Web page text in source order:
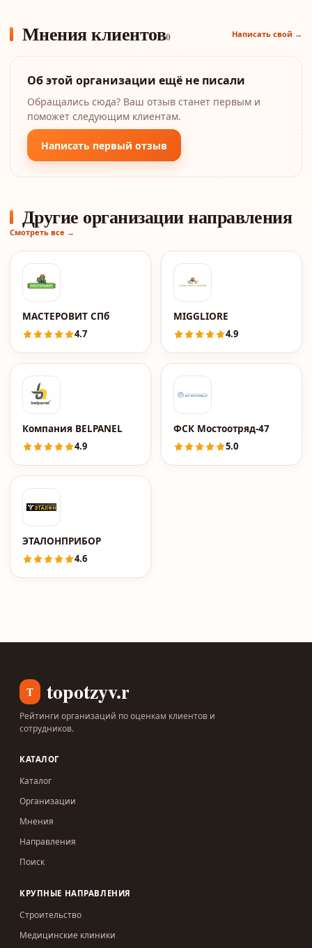
Мнения клиентов0 Написать свой →
Об этой организации ещё не писали
Обращались сюда? Ваш отзыв станет первым и
поможет следующим клиентам.
Написать первый отзыв
Другие организации направления
Смотреть все →
МАСТЕРОВИТ СПб
4.7
MIGGLIORE
4.9
Компания BELPANEL
4.9
ФСК Мостоотряд-47
5.0
ЭТАЛОНПРИБОР
4.6
T topotzyv.ru
Рейтинги организаций по оценкам клиентов и
сотрудников.
КАТАЛОГ
Каталог
Организации
Мнения
Направления
Поиск
КРУПНЫЕ НАПРАВЛЕНИЯ
Строительство
Медицинские клиники